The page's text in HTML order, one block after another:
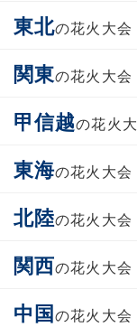
東北の花火大会
関東の花火大会
甲信越の花火
東海の花火大会
北陸の花火大会
関西の花火大会
中国の花火大会